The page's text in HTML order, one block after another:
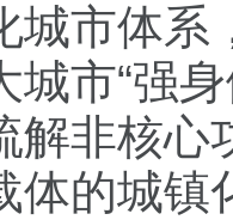
市体系
城市“强
解非核心
体的城